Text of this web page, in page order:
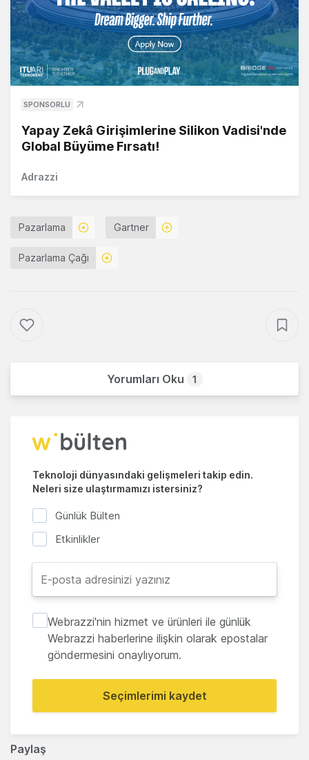
Paylaş
SPONSORLU
Yapay Zekâ Girişimlerine Silikon Vadisi'nde
Global Büyüme Fırsatı!
Adrazzi
Pazarlama Gartner
Pazarlama Çağı
Yorumları Oku 1
Teknoloji dünyasındaki gelişmeleri takip edin.
Neleri size ulaştırmamızı istersiniz?
Günlük Bülten
Etkinlikler
Webrazzi'nin hizmet ve ürünleri ile günlük
Webrazzi haberlerine ilişkin olarak epostalar
göndermesini onaylıyorum.
Seçimlerimi kaydet